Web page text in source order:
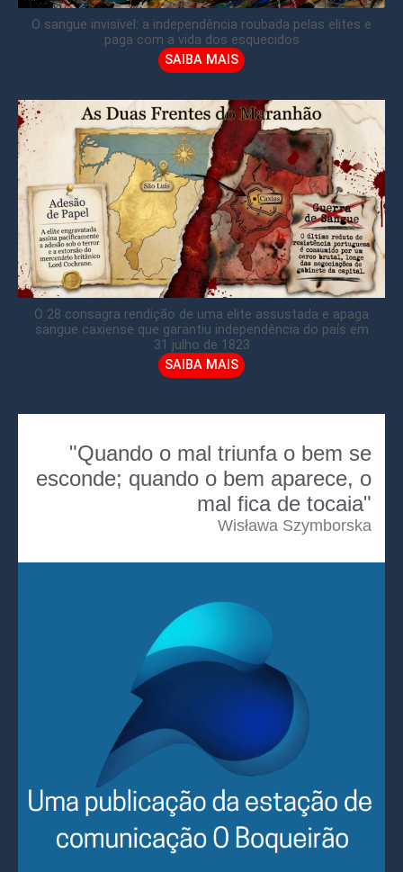
O sangue invisível: a independência roubada pelas elites e
paga com a vida dos esquecidos
SAIBA MAIS
O 28 consagra rendição de uma elite assustada e apaga
sangue caxiense que garantiu independência do país em
31 julho de 1823
SAIBA MAIS
"Quando o mal triunfa o bem se
esconde; quando o bem aparece, o
mal fica de tocaia"
Wisława Szymborska